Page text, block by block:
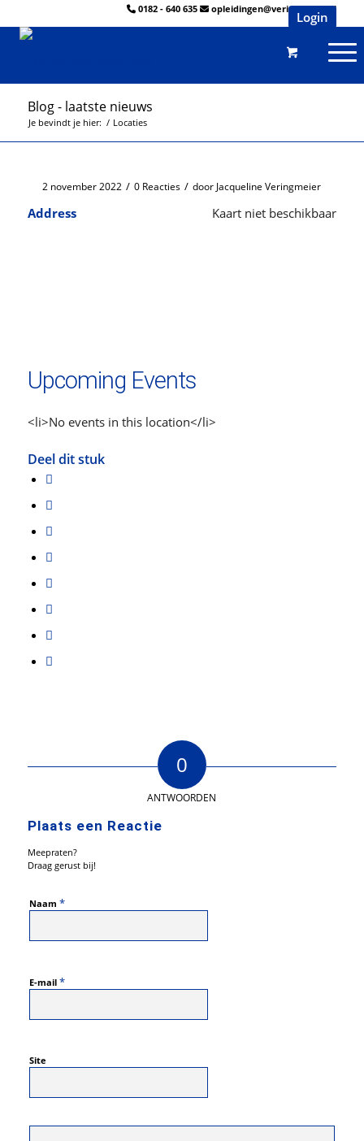
0182 - 640 635 opleidingen@veringmeier.nl
Login
Blog - laatste nieuws
Je bevindt je hier: / Locaties
2 november 2022 / 0 Reacties / door Jacqueline Veringmeier
Kaart niet beschikbaar
Address
Upcoming Events
<li>No events in this location</li>
Deel dit stuk
0
ANTWOORDEN
Plaats een Reactie
Meepraten?
Draag gerust bij!
Naam *
E-mail *
Site